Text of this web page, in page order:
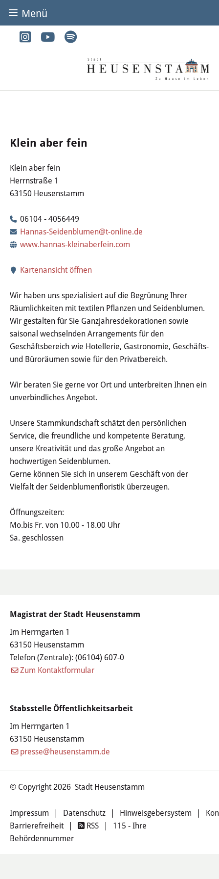
Klein aber fein
Klein aber fein
Herrnstraße 1
63150 Heusenstamm
06104 - 4056449
Hannas-Seidenblumen@t-online.de
www.hannas-kleinaberfein.com
Kartenansicht öffnen
Wir haben uns spezialisiert auf die Begrünung Ihrer
Räumlichkeiten mit textilen Pflanzen und Seidenblumen.
Wir gestalten für Sie Ganzjahresdekorationen sowie
saisonal wechselnden Arrangements für den
Geschäftsbereich wie Hotellerie, Gastronomie, Geschäfts-
und Büroräumen sowie für den Privatbereich.
Wir beraten Sie gerne vor Ort und unterbreiten Ihnen ein
unverbindliches Angebot.
Unsere Stammkundschaft schätzt den persönlichen
Service, die freundliche und kompetente Beratung,
unsere Kreativität und das große Angebot an
hochwertigen Seidenblumen.
Gerne können Sie sich in unserem Geschäft von der
Vielfalt der Seidenblumenfloristik überzeugen.
Öffnungszeiten:
Mo.bis Fr. von 10.00 - 18.00 Uhr
Sa. geschlossen
Magistrat der Stadt Heusenstamm
Im Herrngarten 1
63150 Heusenstamm
Telefon (Zentrale): (06104) 607-0
Zum Kontaktformular
Stabsstelle Öffentlichkeitsarbeit
Im Herrngarten 1
63150 Heusenstamm
presse@heusenstamm.de
© Copyright 2026 Stadt Heusenstamm
Impressum | Datenschutz | Hinweisgebersystem |
Barrierefreiheit
| RSS |
115 - Ihre
Behördennummer
Menü
BÜRGER & STADT
Heirat
Wertstoffhof
Ortsgerichte & Schiedsamt
Verwaltung & Politik
Satzungen & Stadtrecht
Ausschreibungen
Steuern & Gebühren
Ehrungen
Haushalt
Sitzungsinfo
Kinder- und Jugendparlament
Danke für die Anmeldung
Aktuelle Meldungen
Detail
Öffentliche Bekanntmachungen
Videos & Podcasts
Tourismus
Übernachten & Gastronomie
Sehenswürdigkeiten